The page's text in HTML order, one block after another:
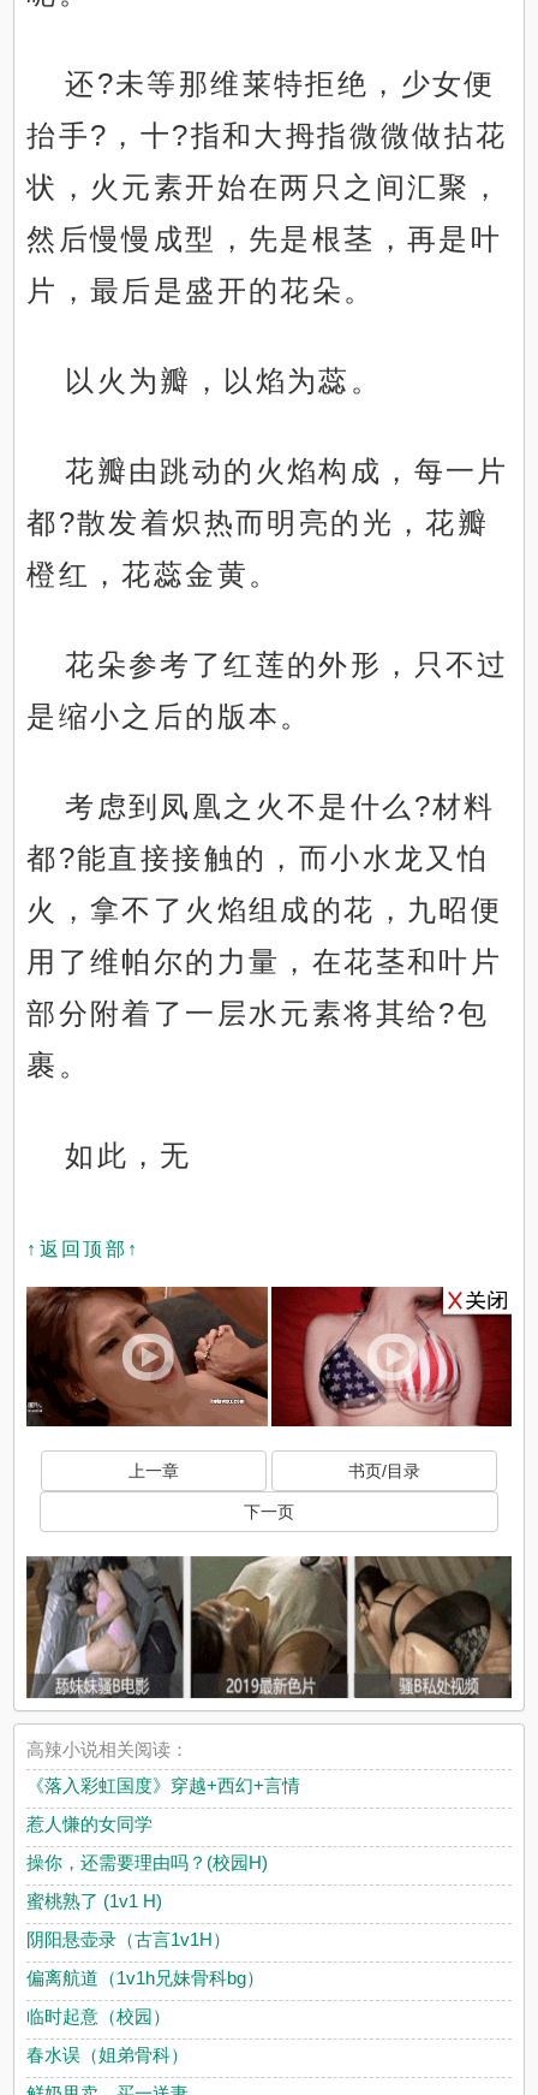
还?未等那维莱特拒绝，少女便
抬手?，十?指和大拇指微微做拈花
状，火元素开始在两只之间汇聚，
然后慢慢成型，先是根茎，再是叶
片，最后是盛开的花朵。
以火为瓣，以焰为蕊。
花瓣由跳动的火焰构成，每一片
都?散发着炽热而明亮的光，花瓣
橙红，花蕊金黄。
花朵参考了红莲的外形，只不过
是缩小之后的版本。
考虑到凤凰之火不是什么?材料
都?能直接接触的，而小水龙又怕
火，拿不了火焰组成的花，九昭便
用了维帕尔的力量，在花茎和叶片
部分附着了一层水元素将其给?包
裹。
如此，无
↑返回顶部↑
上一章 书页/目录
下一页
高辣小说相关阅读：
《落入彩虹国度》穿越+西幻+言情
惹人慊的女同学
操你，还需要理由吗？(校园H)
蜜桃熟了 (1v1 H)
阴阳悬壶录（古言1v1H）
偏离航道（1v1h兄妹骨科bg）
临时起意（校园）
春水误（姐弟骨科）